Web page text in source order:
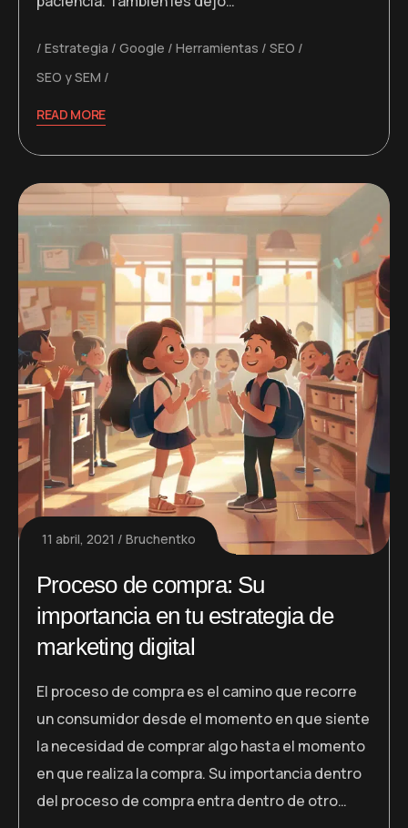
Estrategia Google Herramientas
SEO
SEO y SEM
READ MORE
11 abril, 2021 Bruchentko
Proceso de compra: Su
importancia en tu estrategia de
marketing digital
El proceso de compra es el camino que recorre
un consumidor desde el momento en que siente
la necesidad de comprar algo hasta el momento
en que realiza la compra. Su importancia dentro
del proceso de compra entra dentro de otro…